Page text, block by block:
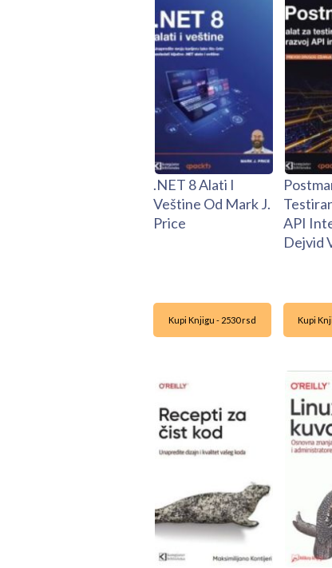
.NET 8 Alati I
Veštine Od Mark J.
Price
API
Dejvid
Kupi Knjigu - 2530 rsd Kupi